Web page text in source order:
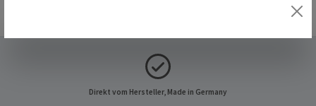
Direkt vom Hersteller, Made in Germany